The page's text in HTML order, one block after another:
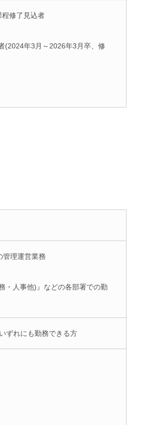
程修了見込者
(2024年3月～2026年3月卒、修
管理運営業務
・人事他)』などの各部署での勤
ずれにも勤務できる方